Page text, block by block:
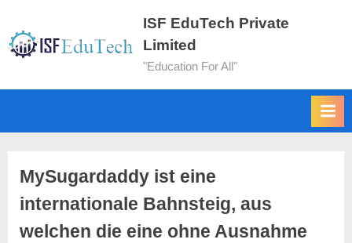
ISF EduTech Private
Limited
"Education For All"
MySugardaddy ist eine
internationale Bahnsteig, aus
welchen die eine ohne Ausnahme